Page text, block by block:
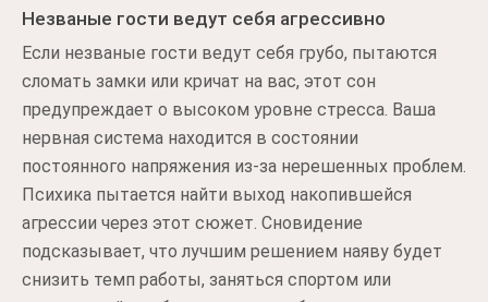
Незваные гости ведут себя агрессивно
Если незваные гости ведут себя грубо, пытаются
сломать замки или кричат на вас, этот сон
предупреждает о высоком уровне стресса. Ваша
нервная система находится в состоянии
постоянного напряжения из-за нерешенных проблем.
Психика пытается найти выход накопившейся
агрессии через этот сюжет. Сновидение
подсказывает, что лучшим решением наяву будет
снизить темп работы, заняться спортом или